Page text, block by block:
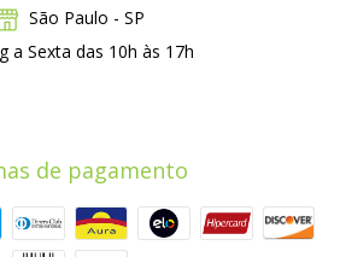
São Paulo - SP
a Sexta das 10h às 17h
de pagamento